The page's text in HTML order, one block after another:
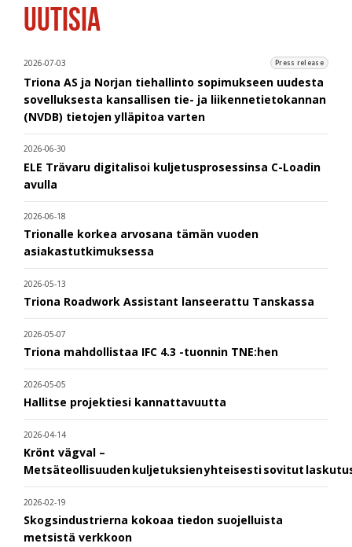
UUTISIA
2026-07-03 Press release
Triona AS ja Norjan tiehallinto sopimukseen uudesta
sovelluksesta kansallisen tie- ja liikennetietokannan
(NVDB) tietojen ylläpitoa varten
2026-06-30
ELE Trävaru digitalisoi kuljetusprosessinsa C-Loadin
avulla
2026-06-18
Trionalle korkea arvosana tämän vuoden
asiakastutkimuksessa
2026-05-13
Triona Roadwork Assistant lanseerattu Tanskassa
2026-05-07
Triona mahdollistaa IFC 4.3 -tuonnin TNE:hen
2026-05-05
Hallitse projektiesi kannattavuutta
2026-04-14
Krönt vägval –
Metsäteollisuuden kuljetuksien yhteisesti sovitut
2026-02-19
Skogsindustrierna kokoaa tiedon suojelluista
metsistä verkkoon